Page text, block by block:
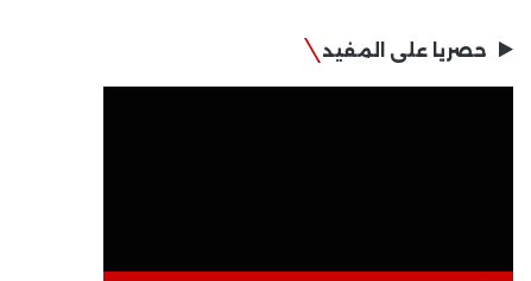
حصريا على المفيد